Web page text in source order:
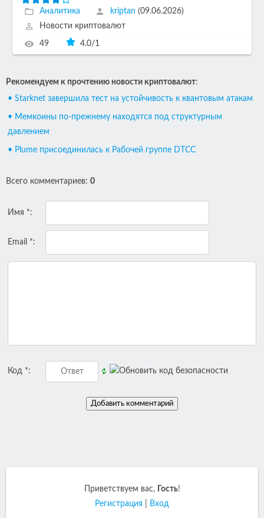
Аналитика kriptan (09.06.2026)
Новости криптовалют
49 4.0/1
Рекомендуем к прочтению новости криптовалют:
• Starknet завершила тест на устойчивость к квантовым атакам
• Мемкоины по-прежнему находятся под структурным
давлением
• Plume присоединилась к Рабочей группе DTCC
Всего комментариев: 0
Имя *:
Email *:
Код *:
Приветствуем вас, Гость!
Регистрация
Вход